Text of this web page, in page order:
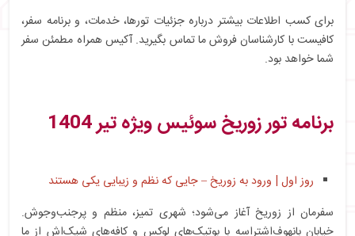
برای کسب اطلاعات بیشتر درباره جزئیات تورها، خدمات، و برنامه سفر،
کافیست با کارشناسان فروش ما تماس بگیرید. آکیس همراه مطمئن سفر
شما خواهد بود.
برنامه تور زوریخ سوئیس ویژه تیر 1404
روز اول | ورود به زوریخ – جایی که نظم و زیبایی یکی هستند
سفرمان از زوریخ آغاز می‌شود؛ شهری تمیز، منظم و پرجنب‌وجوش.
خیابان بانهوف‌اشتراسه با بوتیک‌های لوکس و کافه‌های شیک‌اش از ما